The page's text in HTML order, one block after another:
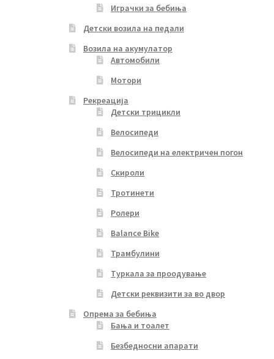
Играчки за бебиња
Детски возила на педали
Возила на акумулатор
Автомобили
Мотори
Рекреација
Детски трицикли
Велосипеди
Велосипеди на електричен погон
Скироли
Тротинети
Ролери
Balance Bike
Трамбулини
Туркала за проодување
Детски реквизити за во двор
Опрема за бебиња
Бања и тоалет
Безбедносни апарати